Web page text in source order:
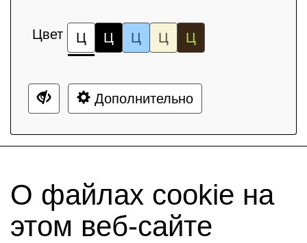
Цвет Ц Ц Ц Ц Ц
Дополнительно
О файлах cookie на
этом веб-сайте